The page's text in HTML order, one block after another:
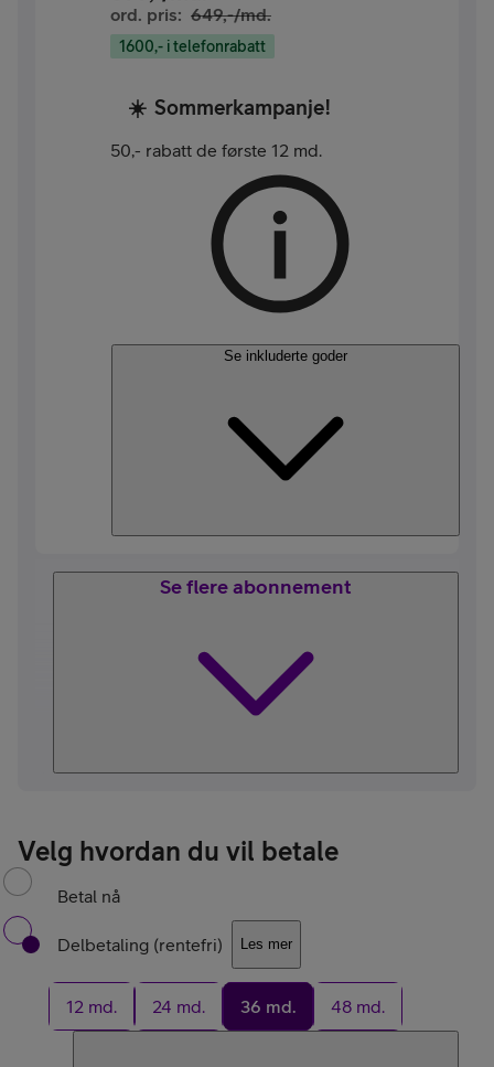
ord. pris: 649,-/md.
1600,- i telefonrabatt
☀️ Sommerkampanje!
50,- rabatt de første 12 md.
Se inkluderte goder
Se flere abonnement
Velg hvordan du vil betale
Betal nå
Delbetaling (rentefri) Les mer
12 md. 24 md. 36 md. 48 md.